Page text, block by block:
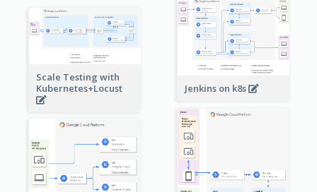
Jenkins on k8s
Scale Testing with
Kubernetes+Locust